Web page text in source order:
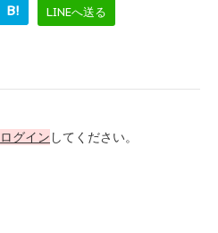
B! LINEへ送る
ログイン してください。